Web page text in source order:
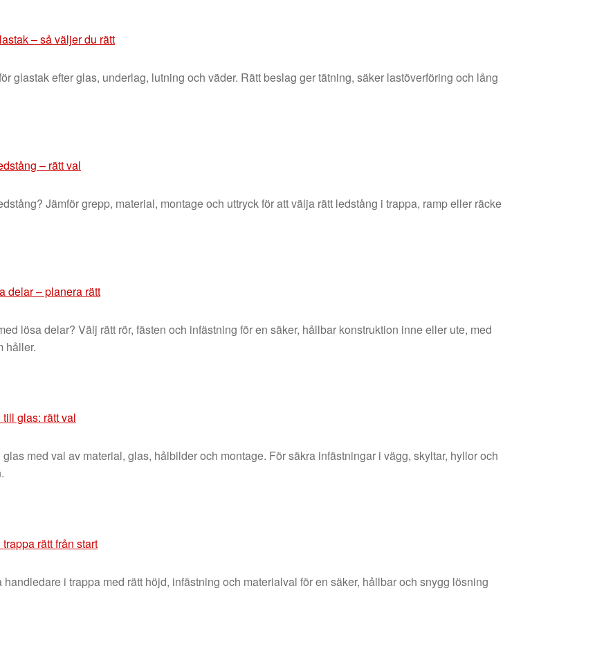
– så väljer du rätt
glastak efter glas, underlag, lutning och väder. Rätt beslag ger tätning, säker lastöverföring och lång
– rätt val
Jämför grepp, material, montage och uttryck för att välja rätt ledstång i trappa, ramp eller räcke
delar – planera rätt
lösa delar? Välj rätt rör, fästen och infästning för en säker, hållbar konstruktion inne eller ute, med
håller.
glas: rätt val
med val av material, glas, hålbilder och montage. För säkra infästningar i vägg, skyltar, hyllor och
rätt från start
handledare i trappa med rätt höjd, infästning och materialval för en säker, hållbar och snygg lösning